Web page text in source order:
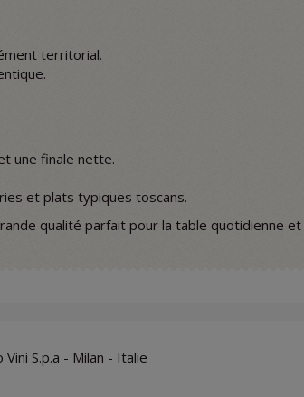
territorial.
une finale nette.
et plats typiques toscans.
qualité parfait pour la table quotidienne
S.p.a - Milan - Italie